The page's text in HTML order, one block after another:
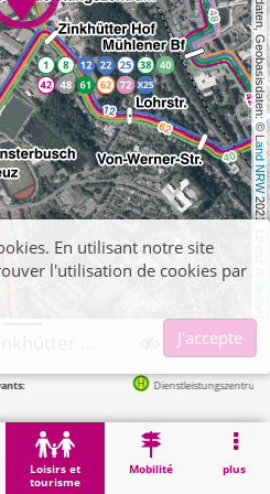
, Kartendaten, Geobasisdaten: ©
Land NRW
2021, Lizenz
dl-de/by-2-0
Loisirs et
tourisme
Mobilité plus
Dienstleistungszentrum in 98m
Stolberg, Museum Zinkhütter Hof
En utilisant notre site
l'utilisation de cookies par
J'accepte